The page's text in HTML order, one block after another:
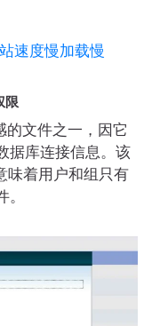
速度慢加载慢
限
文件之一，因它
据库连接信息。该
味着用户和组只有